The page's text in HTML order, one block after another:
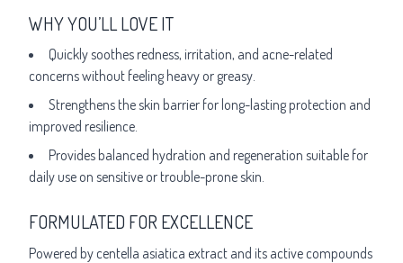
WHY YOU’LL LOVE IT
Quickly soothes redness, irritation, and acne-related
concerns without feeling heavy or greasy.
Strengthens the skin barrier for long-lasting protection and
improved resilience.
Provides balanced hydration and regeneration suitable for
daily use on sensitive or trouble-prone skin.
FORMULATED FOR EXCELLENCE
Powered by centella asiatica extract and its active compounds